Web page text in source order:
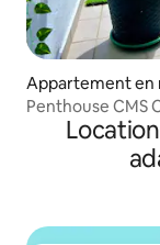
Appartement en
Penthouse CMS
parking